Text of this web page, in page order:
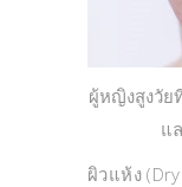
ผู้หญิงสูงวัย
แ
ผิวแห้ง